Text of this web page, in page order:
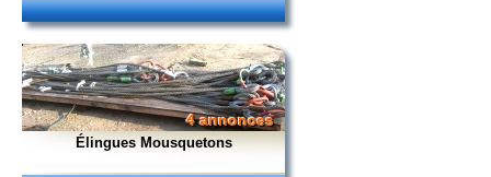
4 annonces
Élingues Mousquetons